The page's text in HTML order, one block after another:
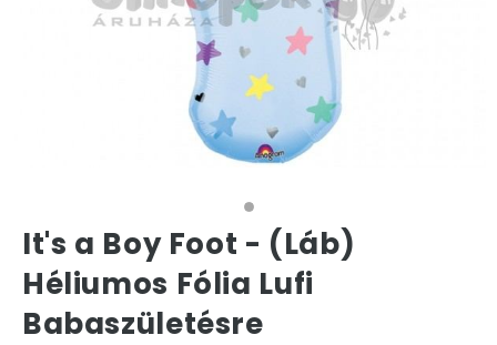
It's a Boy Foot - (Láb)
Héliumos Fólia Lufi
Babaszületésre